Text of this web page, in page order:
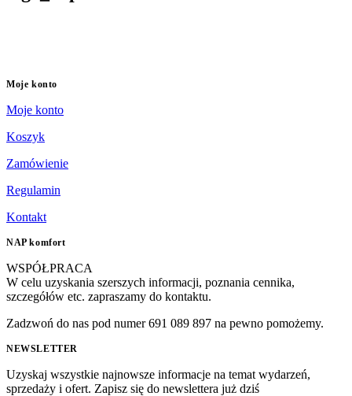
Moje konto
Moje konto
Koszyk
Zamówienie
Regulamin
Kontakt
NAP komfort
WSPÓŁPRACA
W celu uzyskania szerszych informacji, poznania cennika,
szczegółów etc. zapraszamy do kontaktu.
Zadzwoń do nas pod numer 691 089 897 na pewno pomożemy.
NEWSLETTER
Uzyskaj wszystkie najnowsze informacje na temat wydarzeń,
sprzedaży i ofert. Zapisz się do newslettera już dziś